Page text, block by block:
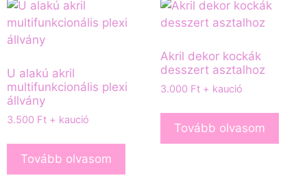
U alakú akril
multifunkcionális plexi
állvány
3.500 Ft + kaució
Tovább olvasom
Akril dekor kockák
desszert asztalhoz
3.000 Ft + kaució
Tovább olvasom